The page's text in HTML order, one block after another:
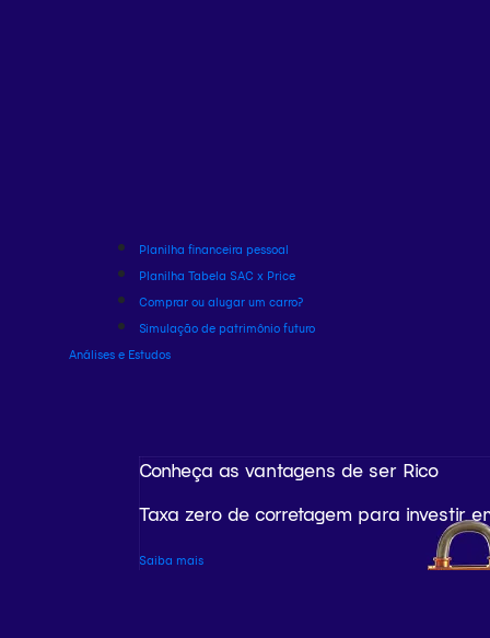
Planilha financeira pessoal
Planilha Tabela SAC x Price
Comprar ou alugar um carro?
Simulação de patrimônio futuro
Análises e Estudos
Conheça as vantagens de ser Rico
Taxa zero de corretagem para investir
Saiba mais